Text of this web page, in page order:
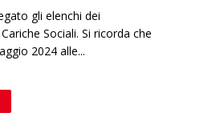
gli elenchi dei
Sociali. Si ricorda che
2024 alle...